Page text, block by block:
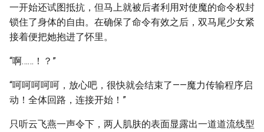
一开始还试图抵抗，但马上就被后者利用对使魔的命令权封
锁住了身体的自由。在确保了命令有效之后，双马尾少女紧
接着便把她抱进了怀里。
“啊……！？”
“呵呵呵呵呵，放心吧，很快就会结束了——魔力传输程序启
动！全体回路，连接开始！”
只听云飞燕一声令下，两人肌肤的表面显露出一道道流线型